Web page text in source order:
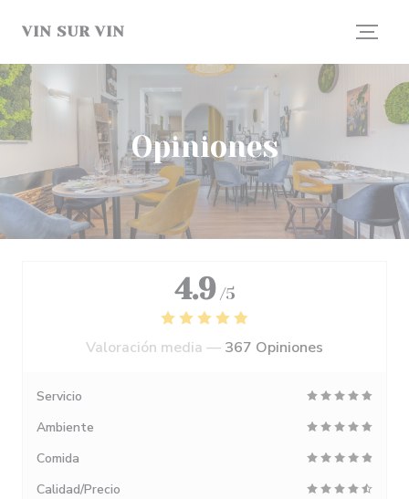
VIN SUR VIN
Opiniones
4.9 /5
Valoración media — 367 Opiniones
Servicio
Ambiente
Comida
Calidad/Precio